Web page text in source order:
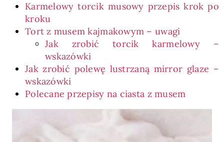
Karmelowy torcik musowy przepis krok po
kroku
Tort z musem kajmakowym – uwagi
Jak zrobić torcik karmelowy –
wskazówki
Jak zrobić polewę lustrzaną mirror glaze –
wskazówki
Polecane przepisy na ciasta z musem